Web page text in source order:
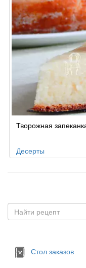
Творожная
Десерты
Стол заказов